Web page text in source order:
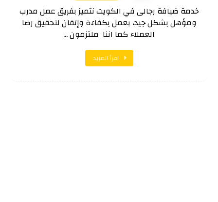
خدمة ضيافة رجالى في الكويت نتميز بفريق عمل مدرب
ومؤهل بشكل جيد، يعمل بكفاءة وإتقان لتحقيق رضا
العملاء كما اننا ملتزمون ...
اقرأ المزيد